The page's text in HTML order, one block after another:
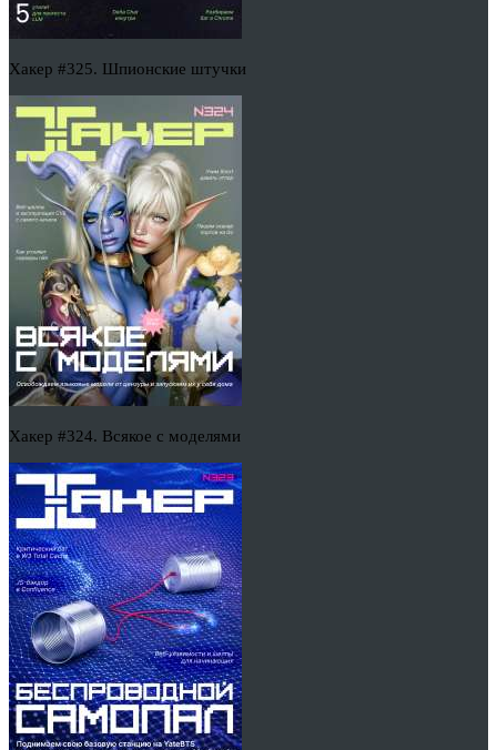
Хакер #325. Шпионские штучки
Хакер #324. Всякое с моделями